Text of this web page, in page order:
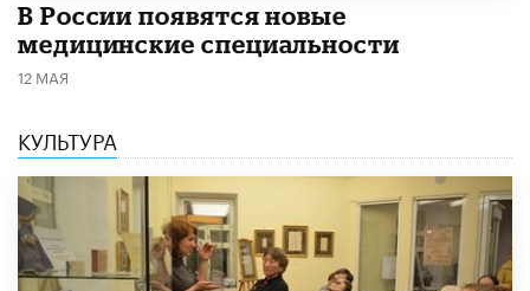
В России появятся новые
медицинские специальности
12 МАЯ
КУЛЬТУРА